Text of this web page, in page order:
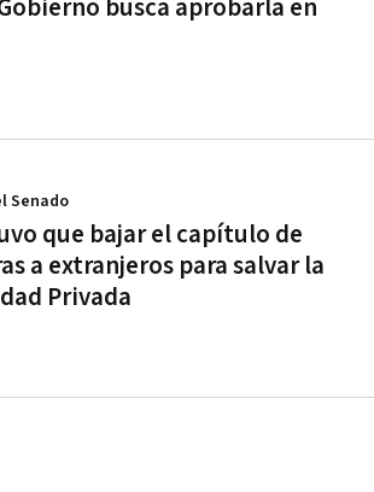
busca aprobarla en
que bajar el capítulo de
a extranjeros para salvar la
Privada
Senado